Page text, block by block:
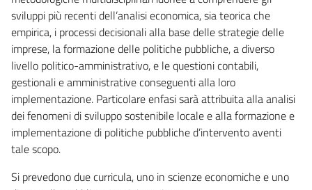
sviluppi più recenti dell’analisi economica, sia teorica che
empirica, i processi decisionali alla base delle strategie delle
imprese, la formazione delle politiche pubbliche, a diverso
livello politico-amministrativo, e le questioni contabili,
gestionali e amministrative conseguenti alla loro
implementazione. Particolare enfasi sarà attribuita alla analisi
dei fenomeni di sviluppo sostenibile locale e alla formazione e
implementazione di politiche pubbliche d’intervento aventi
tale scopo.
Si prevedono due curricula, uno in scienze economiche e uno